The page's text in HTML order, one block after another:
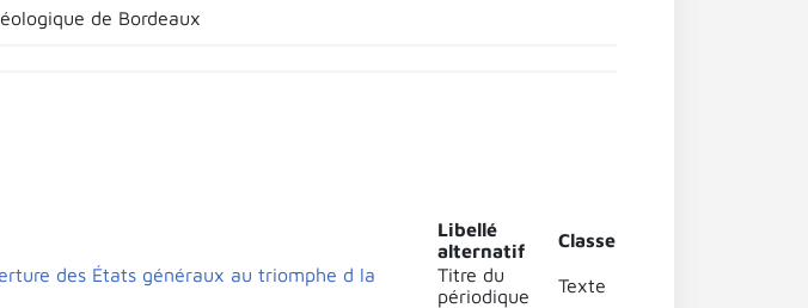
de Bordeaux
Libellé
alternatif
Classe
des États généraux au triomphe d la
Titre du
périodique
Texte